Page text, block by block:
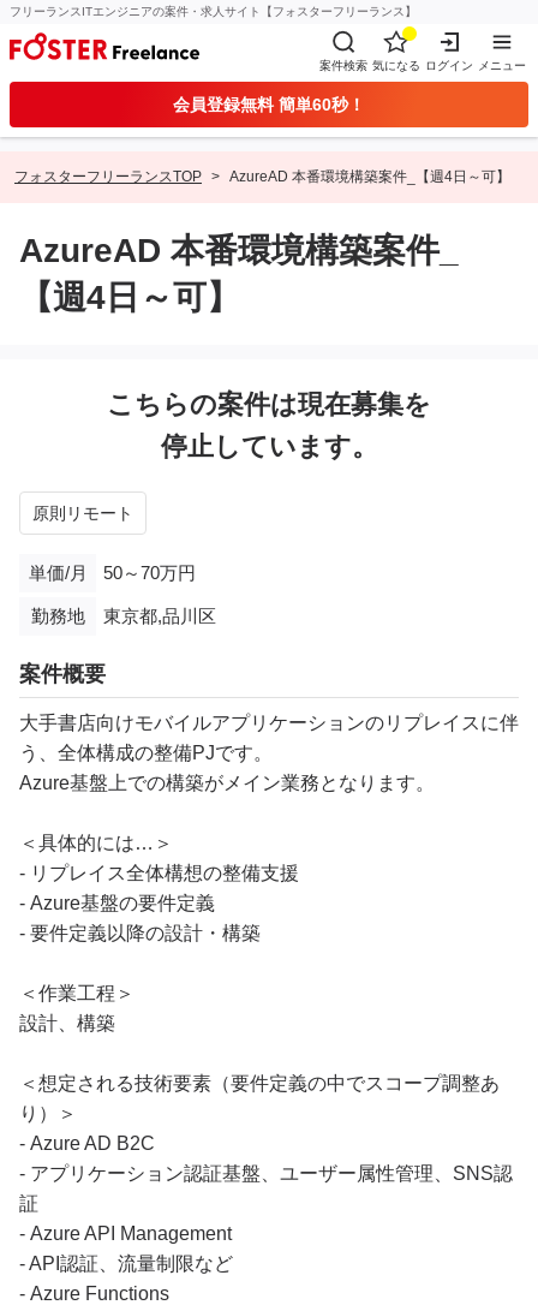
フリーランスITエンジニアの案件・求人サイト【フォスターフリーランス】
案件検索 気になる ログイン メニュー
会員登録無料 簡単60秒！
フォスターフリーランスTOP AzureAD 本番環境構築案件_【週4日～可】
AzureAD 本番環境構築案件_
【週4日～可】
こちらの案件は現在募集を
停止しています。
原則リモート
単価/月 50～70万円
勤務地 東京都,品川区
案件概要
大手書店向けモバイルアプリケーションのリプレイスに伴
う、全体構成の整備PJです。
Azure基盤上での構築がメイン業務となります。
＜具体的には…＞
- リプレイス全体構想の整備支援
- Azure基盤の要件定義
- 要件定義以降の設計・構築
＜作業工程＞
設計、構築
＜想定される技術要素（要件定義の中でスコープ調整あ
り）＞
- Azure AD B2C
- アプリケーション認証基盤、ユーザー属性管理、SNS認
証
- Azure API Management
- API認証、流量制限など
- Azure Functions